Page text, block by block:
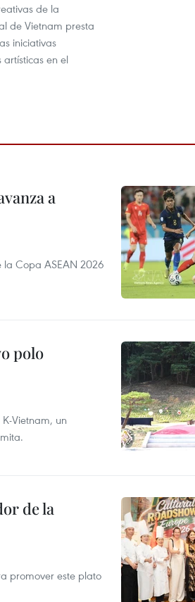
de la
de Vietnam presta
iniciativas
en el
a
Copa ASEAN 2026
polo
Vietnam, un
de la
promover este plato